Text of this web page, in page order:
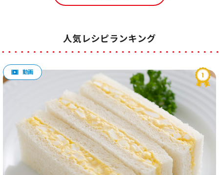
人気レシピランキング